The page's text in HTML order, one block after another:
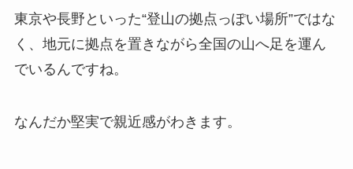
東京や長野といった“登山の拠点っぽい場所”ではな
く、地元に拠点を置きながら全国の山へ足を運ん
でいるんですね。
なんだか堅実で親近感がわきます。